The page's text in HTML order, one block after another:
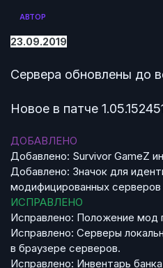
АВТОР
23.09.2019
Сервера обновлены до
Новое в патче
ДОБАВЛЕНО
Добавлено: Survivor GameZ
Добавлено: Значок для
модифицированных
ИСПРАВЛЕНО
Исправлено: Положение мод
Исправлено: Серверы
в браузере серверов.
Исправлено: Инвентарь